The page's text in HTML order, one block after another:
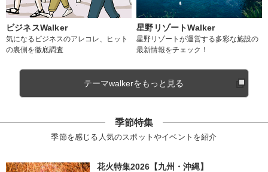
ビジネスWalker
気になるビジネスのアレコレ、ヒット
の裏側を徹底調査
星野リゾートWalker
星野リゾートが運営する多彩な施設の
最新情報をチェック！
テーマwalkerをもっと見る
季節特集
季節を感じる人気のスポットやイベントを紹介
花火特集2026【九州・沖縄】